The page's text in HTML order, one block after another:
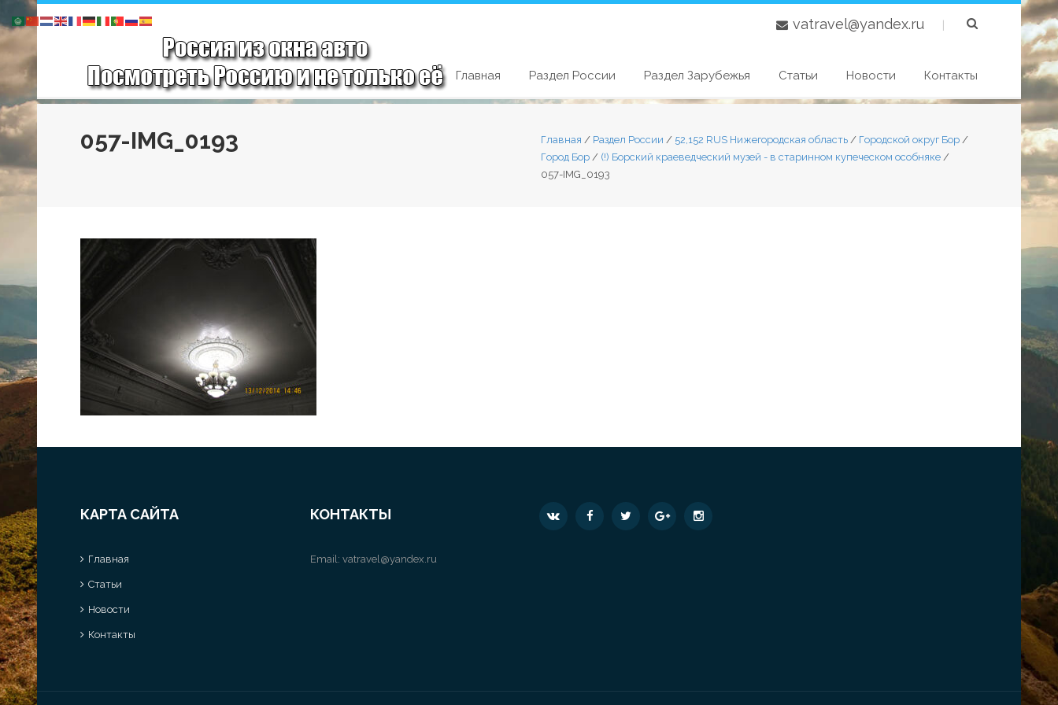
vatravel@yandex.ru |
Главная Раздел России Раздел Зарубежья Статьи Новости Контакты
057-IMG_0193 Главная / Раздел России / 52,152 RUS Нижегородская область / Городской округ Бор /
Город Бор / (!) Борский краеведческий музей - в старинном купеческом особняке /
057-IMG_0193
КАРТА САЙТА
Главная
Статьи
Новости
Контакты
КОНТАКТЫ
Email: vatravel@yandex.ru